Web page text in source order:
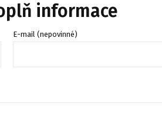
informace
E-mail (nepovinné)